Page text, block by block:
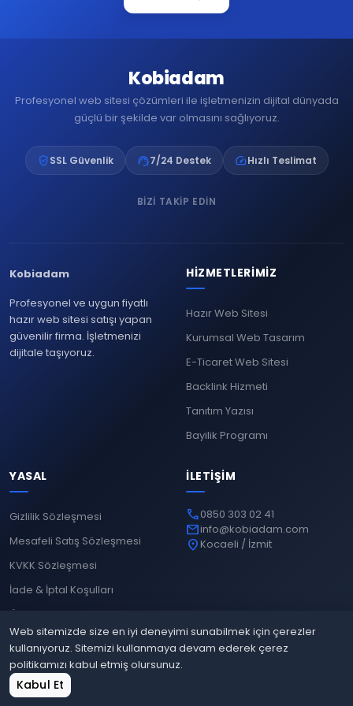
Web sitemizde size en iyi deneyimi sunabilmek için çerezler
kullanıyoruz. Sitemizi kullanmaya devam ederek çerez
politikamızı kabul etmiş olursunuz.
Kabul Et
Kobiadam
Profesyonel web sitesi çözümleri ile işletmenizin dijital dünyada
güçlü bir şekilde var olmasını sağlıyoruz.
verified_userSSL Güvenlik support_agent7/24 Destek speedHızlı Teslimat
BIZI TAKIP EDIN
Kobiadam
Profesyonel ve uygun fiyatlı
hazır web sitesi satışı yapan
güvenilir firma. İşletmenizi
dijitale taşıyoruz.
HIZMETLERIMIZ
Hazır Web Sitesi
Kurumsal Web Tasarım
E-Ticaret Web Sitesi
Backlink Hizmeti
Tanıtım Yazısı
Bayilik Programı
YASAL
Gizlilik Sözleşmesi
Mesafeli Satış Sözleşmesi
KVKK Sözleşmesi
İade & İptal Koşulları
Ödeme Yöntemleri
İLETIŞIM
phone0850 303 02 41
mailinfo@kobiadam.com
location_on Kocaeli / İzmit
Kobiadam
home
Ana Sayfa